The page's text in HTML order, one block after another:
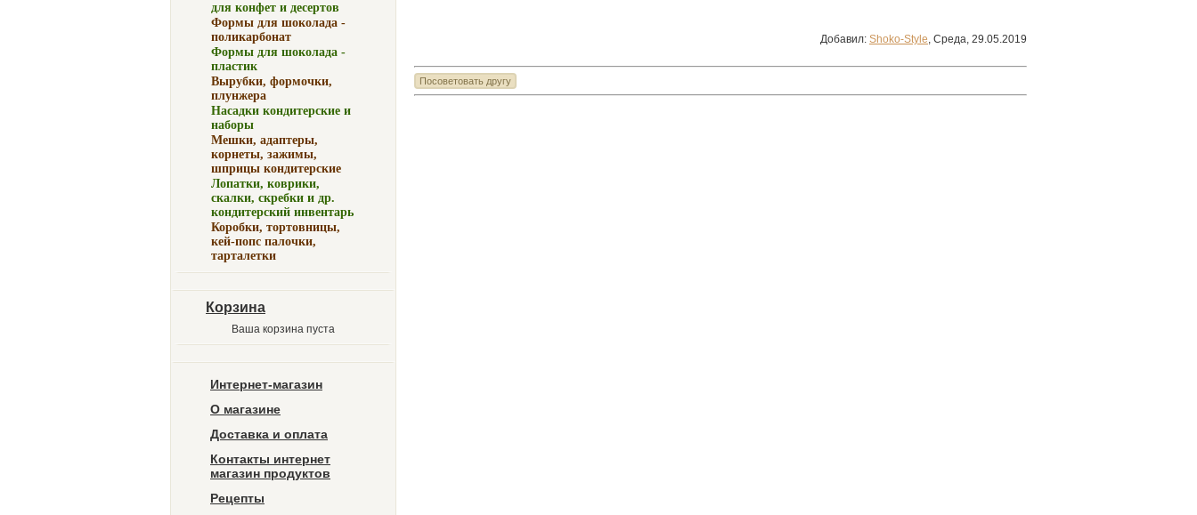
для конфет и десертов
Формы для шоколада -
поликарбонат
Формы для шоколада -
пластик
Вырубки, формочки,
плунжера
Насадки кондитерские и
наборы
Мешки, адаптеры,
корнеты, зажимы,
шприцы кондитерские
Лопатки, коврики,
скалки, скребки и др.
кондитерский инвентарь
Коробки, тортовницы,
кей-попс палочки,
тарталетки
Корзина
Ваша корзина пуста
Интернет-магазин
О магазине
Доставка и оплата
Контакты интернет
магазин продуктов
Рецепты
Добавил: Shoko-Style, Среда, 29.05.2019